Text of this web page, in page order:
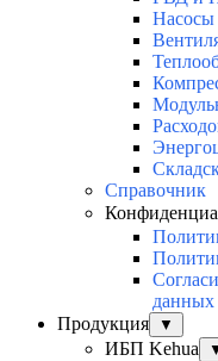
Насосы
Справочник
данных
Продукция
▼
ИБП Kehua